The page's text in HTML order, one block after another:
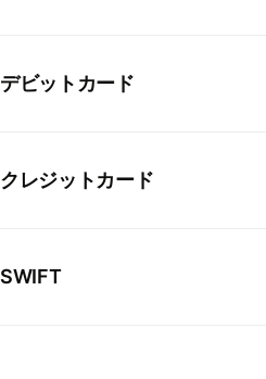
デビットカード
クレジットカード
SWIFT